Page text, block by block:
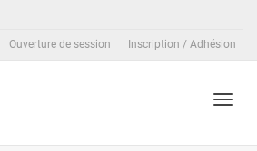
Ouverture de session Inscription / Adhésion